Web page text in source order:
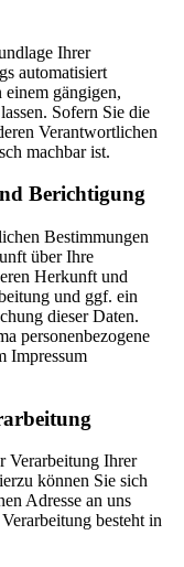
Ihrer
automatisiert
gängigen,
Sofern Sie die
Verantwortlichen
machbar ist.
Berichtigung
Bestimmungen
über Ihre
Herkunft und
und ggf. ein
dieser Daten.
personenbezogene
Impressum
Verarbeitung Ihrer
können Sie sich
Adresse an uns
besteht in